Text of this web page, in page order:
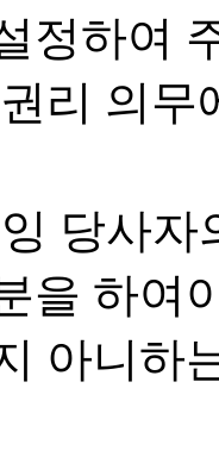
정하여
리 의
당사자
을 하여
아니하